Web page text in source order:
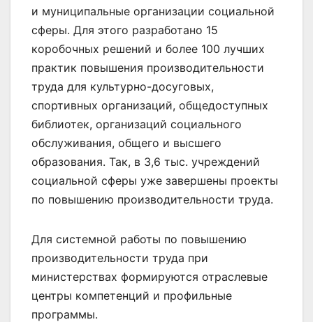
и муниципальные организации социальной
сферы. Для этого разработано 15
коробочных решений и более 100 лучших
практик повышения производительности
труда для культурно-досуговых,
спортивных организаций, общедоступных
библиотек, организаций социального
обслуживания, общего и высшего
образования. Так, в 3,6 тыс. учреждений
социальной сферы уже завершены проекты
по повышению производительности труда.
Для системной работы по повышению
производительности труда при
министерствах формируются отраслевые
центры компетенций и профильные
программы.